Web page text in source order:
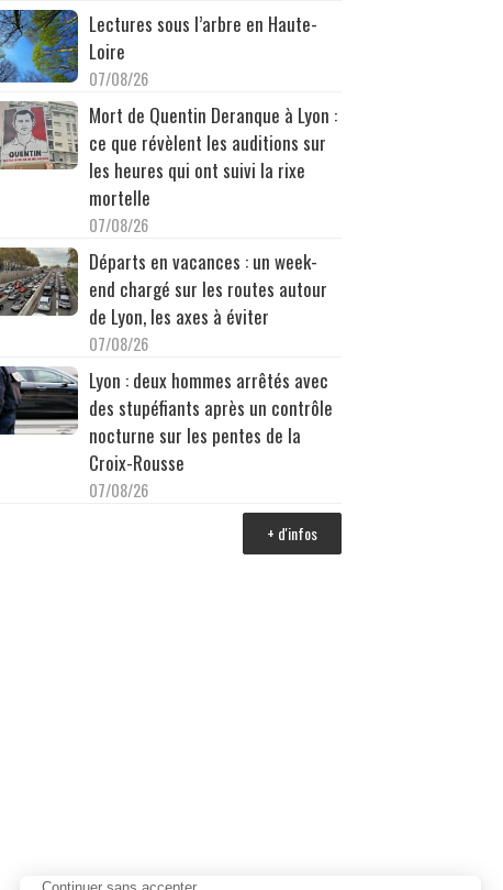
Lectures sous l’arbre en Haute-
Loire
07/08/26
Mort de Quentin Deranque à Lyon :
ce que révèlent les auditions sur
les heures qui ont suivi la rixe
mortelle
07/08/26
Départs en vacances : un week-
end chargé sur les routes autour
de Lyon, les axes à éviter
07/08/26
Lyon : deux hommes arrêtés avec
des stupéfiants après un contrôle
nocturne sur les pentes de la
Croix-Rousse
07/08/26
+ d'infos